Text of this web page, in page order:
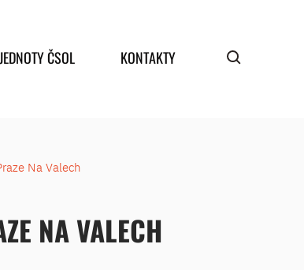
JEDNOTY ČSOL KONTAKTY
Na Valech
NA VALECH